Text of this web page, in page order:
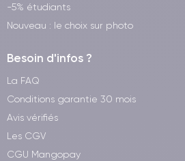
-5% étudiants
Nouveau : le choix sur photo
Besoin d'infos ?
La FAQ
Conditions garantie 30 mois
Avis vérifiés
Les CGV
CGU Mangopay